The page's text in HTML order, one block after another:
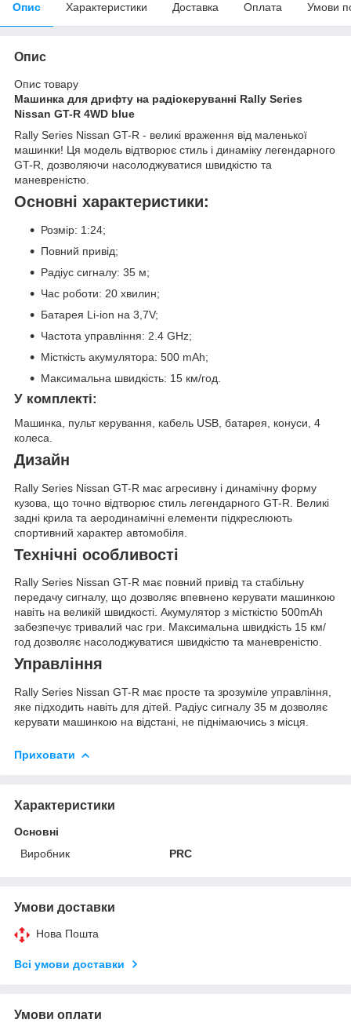
Опис Характеристики Доставка Оплата Умови
Опис
Опис товару
Машинка для дрифту на радіокеруванні Rally Series
Nissan GT-R 4WD blue
Rally Series Nissan GT-R - великі враження від маленької
машинки! Ця модель відтворює стиль і динаміку легендарного
GT-R, дозволяючи насолоджуватися швидкістю та
маневреністю.
Основні характеристики:
Розмір: 1:24;
Повний привід;
Радіус сигналу: 35 м;
Час роботи: 20 хвилин;
Батарея Li-ion на 3,7V;
Частота управління: 2.4 GHz;
Місткість акумулятора: 500 mAh;
Максимальна швидкість: 15 км/год.
У комплекті:
Машинка, пульт керування, кабель USB, батарея, конуси, 4
колеса.
Дизайн
Rally Series Nissan GT-R має агресивну і динамічну форму
кузова, що точно відтворює стиль легендарного GT-R. Великі
задні крила та аеродинамічні елементи підкреслюють
спортивний характер автомобіля.
Технічні особливості
Rally Series Nissan GT-R має повний привід та стабільну
передачу сигналу, що дозволяє впевнено керувати машинкою
навіть на великій швидкості. Акумулятор з місткістю 500mAh
забезпечує тривалий час гри. Максимальна швидкість 15 км/
год дозволяє насолоджуватися швидкістю та маневреністю.
Управління
Rally Series Nissan GT-R має просте та зрозуміле управління,
яке підходить навіть для дітей. Радіус сигналу 35 м дозволяє
керувати машинкою на відстані, не піднімаючись з місця.
Приховати
Характеристики
Основні
Виробник
PRC
Умови доставки
Нова Пошта
Всі умови доставки
Умови оплати